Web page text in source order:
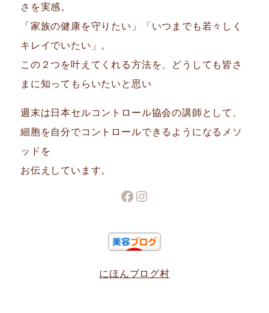
さを実感。
「家族の健康を守りたい」「いつまでも若々しく
キレイでいたい」。
この２つを叶えてくれる方法を、どうしても皆さ
まに知ってもらいたいと思い
週末は日本セルコントロール協会の講師として、
細胞を自分でコントロールできるようになるメソ
ッドを
お伝えしています。
Facebook
Instagram
にほんブログ村